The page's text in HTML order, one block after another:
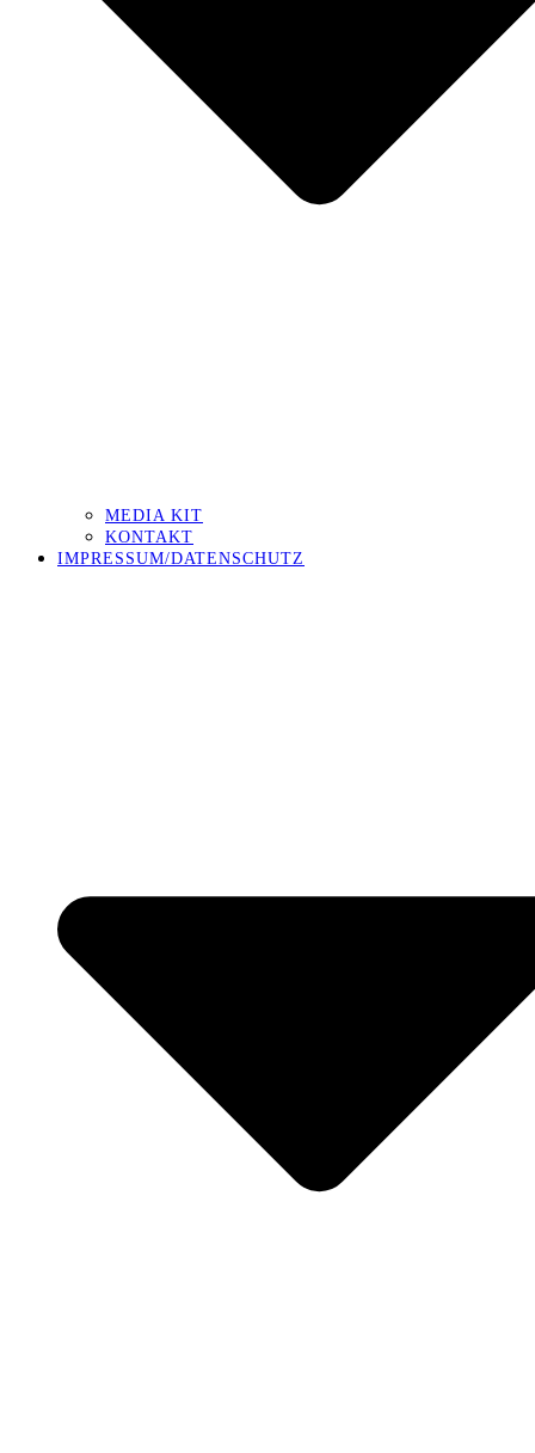
MEDIA KIT
KONTAKT
IMPRESSUM/DATENSCHUTZ